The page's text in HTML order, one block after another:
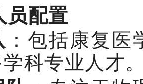
员配置
：包括康复
科专业人才